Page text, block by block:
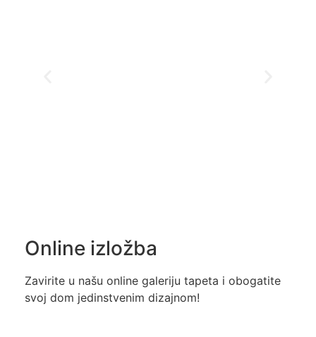
Online izložba
Zavirite u našu online galeriju tapeta i obogatite
svoj dom jedinstvenim dizajnom!